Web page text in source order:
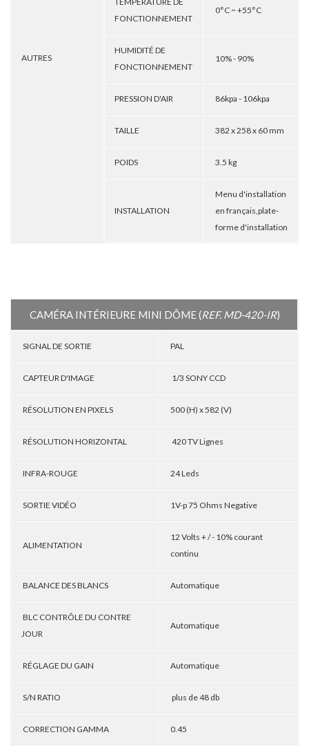
AUTRES
FONCTIONNEMENT
0°C ~ +55°C
HUMIDITÉ DE
FONCTIONNEMENT
10% - 90%
PRESSION D'AIR 86kpa - 106kpa
TAILLE 382 x 258 x 60 mm
POIDS 3.5 kg
INSTALLATION
Menu d'installation
en français,plate-
forme d'installation
CAMÉRA INTÉRIEURE MINI DÔME (REF. MD-420-IR)
SIGNAL DE SORTIE PAL
CAPTEUR D'IMAGE 1/3 SONY CCD
RÉSOLUTION EN PIXELS 500 (H) x 582 (V)
RÉSOLUTION HORIZONTAL 420 TV Lignes
INFRA-ROUGE 24 Leds
SORTIE VIDÉO 1V-p 75 Ohms Negative
ALIMENTATION
12 Volts + / - 10% courant
continu
BALANCE DES BLANCS Automatique
BLC CONTRÔLE DU CONTRE
JOUR
Automatique
RÉGLAGE DU GAIN Automatique
S/N RATIO plus de 48 db
CORRECTION GAMMA 0.45